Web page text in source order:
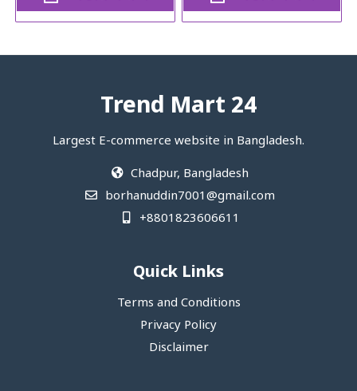
Trend Mart 24
Largest E-commerce website in Bangladesh.
Chadpur, Bangladesh
borhanuddin7001@gmail.com
+8801823606611
Quick Links
Terms and Conditions
Privacy Policy
Disclaimer